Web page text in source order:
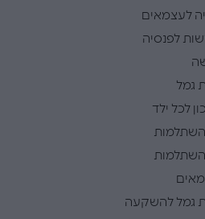
לעצמאים
לפנסיה
גמל
לכל ילד
השתלמות
השתלמות
גמל להשקעה